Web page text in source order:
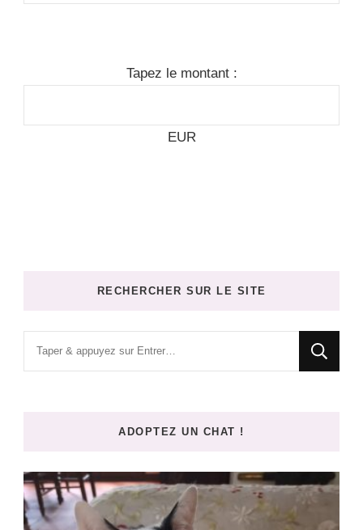
Tapez le montant :
EUR
RECHERCHER SUR LE SITE
ADOPTEZ UN CHAT !